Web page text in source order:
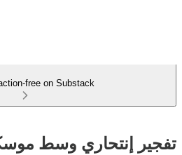
free on Substack
تفجير إنتحاري وسط